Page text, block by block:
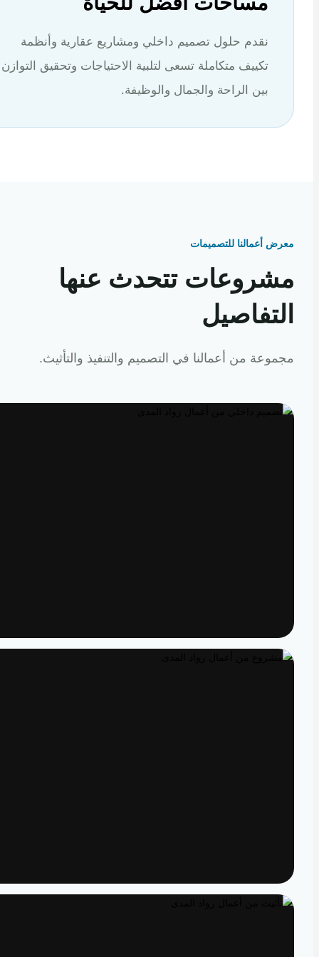
نقدم حلول تصميم داخلي ومشاريع عقارية وأنظمة
تكييف متكاملة تسعى لتلبية الاحتياجات وتحقيق التوازن
بين الراحة والجمال والوظيفة.
أعمالنا للتصميمات
تتحدث عنها
من أعمالنا في التصميم والتنفيذ والتأثيث.
تصميم داخلي